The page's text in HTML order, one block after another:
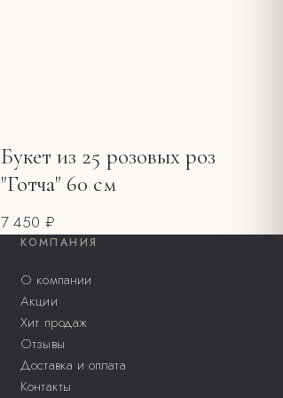
Букет из 25 розовых роз
"Готча" 60 см
7 450 ₽
КОМПАНИЯ
О компании
Акции
Хит продаж
Отзывы
Доставка и оплата
Контакты